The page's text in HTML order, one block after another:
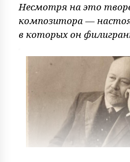
Несмотря на это
композитора —
в которых он